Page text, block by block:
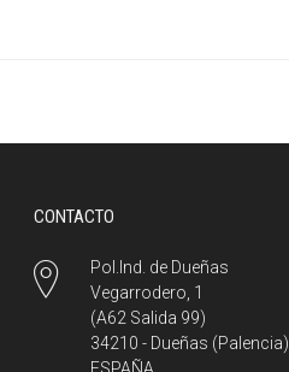
CONTACTO
Pol.Ind. de Dueñas
Vegarrodero, 1
(A62 Salida 99)
34210 - Dueñas (Palencia)